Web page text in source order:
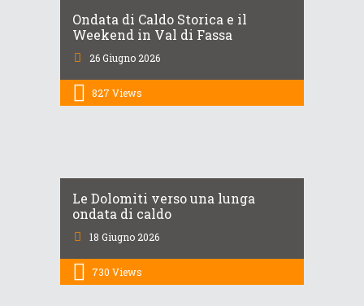
Ondata di Caldo Storica e il
Weekend in Val di Fassa
26 Giugno 2026
827 Views
Le Dolomiti verso una lunga
ondata di caldo
18 Giugno 2026
730 Views